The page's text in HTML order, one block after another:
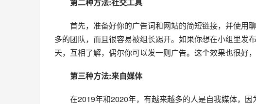
首先，准备好你的广告词和网站的简短链接，并使用
多的团队，而且很容易被组长踢开。如果你想在小组里发
天，互相了解，偶尔你可以发一则广告。这个效果也很好
第三种方法:来自媒体
在2019年和2020年，有越来越多的人是自我媒体，因